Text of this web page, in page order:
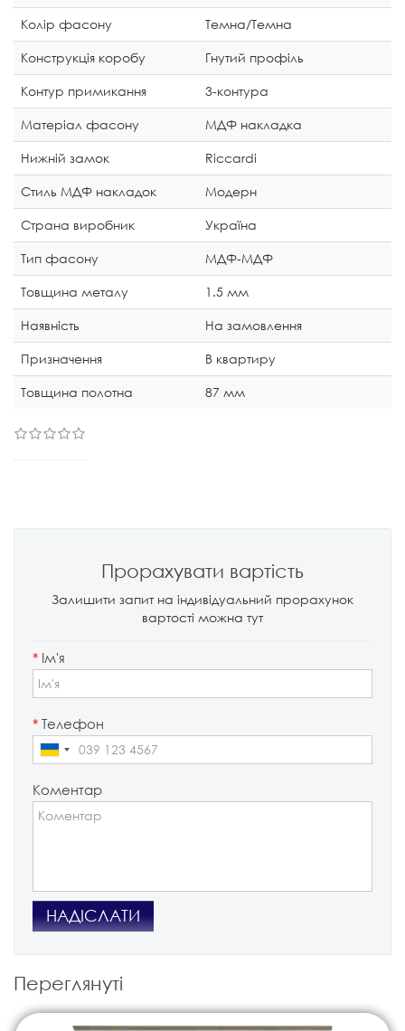
Колір фасону
Темна/Темна
Конструкція коробу
Гнутий профіль
Контур примикання
3-контура
Матеріал фасону
МДФ накладка
Нижній замок
Riccardi
Стиль МДФ накладок
Модерн
Страна виробник
Україна
Тип фасону
МДФ-МДФ
Товщина металу
1.5 мм
Наявність
На замовлення
Призначення
В квартиру
Товщина полотна
87 мм
Прорахувати вартість
Залишити запит на індивідуальний прорахунок
вартості можна тут
* Ім'я
* Телефон
Коментар
НАДІСЛАТИ
Переглянуті